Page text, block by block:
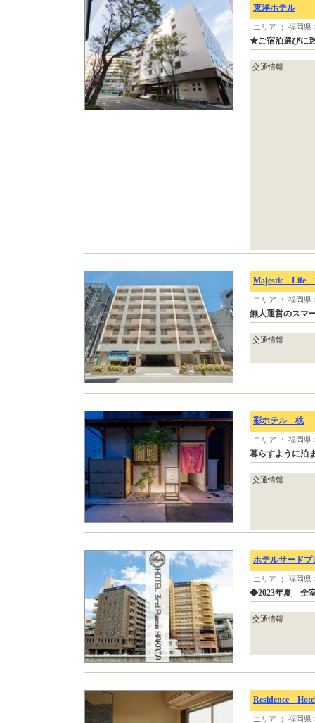
東洋ホテル
エリア ： 福岡県
★ご宿泊選びに
交通情報
Majestic Life
エリア ： 福岡県
無人運営のスマ
交通情報
彩ホテル 桃
エリア ： 福岡県
暮らすように泊
交通情報
ホテルサードプ
エリア ： 福岡県
◆2023年夏 全室
交通情報
Residence
エリア ： 福岡県